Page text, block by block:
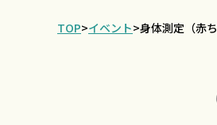
TOP>イベント>身体測定（赤